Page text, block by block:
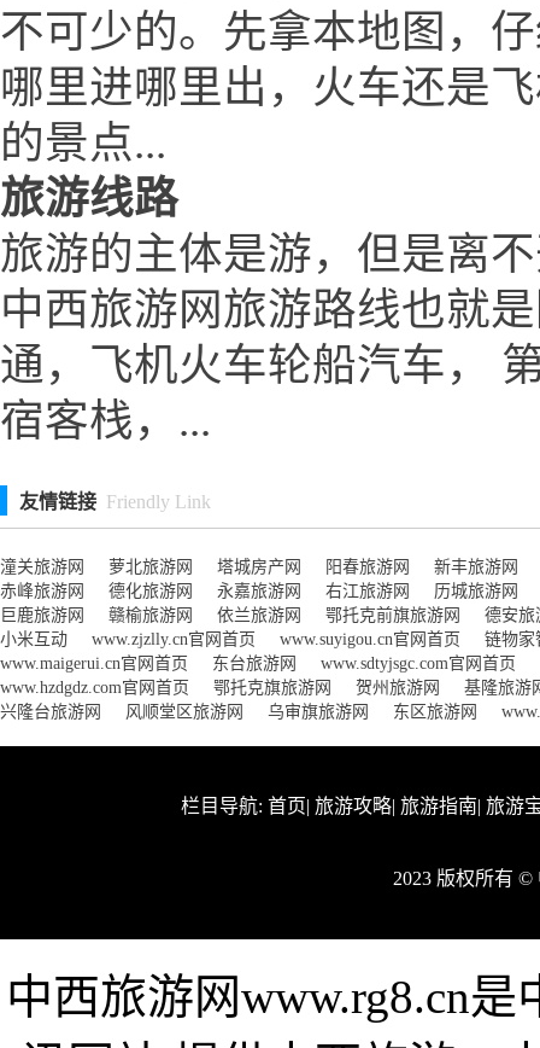
不可少的。先拿本地图，
哪里进哪里出，火车还是
的景点...
旅游线路
旅游的主体是游，但是离
中西旅游网旅游路线也就
通，飞机火车轮船汽车，
宿客栈，...
友情链接 Friendly Link
潼关旅游网 萝北旅游网 塔城房产网 阳春旅游网
新丰旅游网
赤峰旅游网
德化旅游网 永嘉旅游网 右江旅游网
历城旅游网
巨鹿旅游网
赣榆旅游网 依兰旅游网 鄂托克前旗旅游网
德安旅
小米互动
www.zjzlly.cn官网首页 www.suyigou.cn官网首页
链物家
www.maigerui.cn官网首页
东台旅游网
www.sdtyjsgc.com官网首页
www.hzdgdz.com官网首页
鄂托克旗旅游网 贺州旅游网
基隆旅游
兴隆台旅游网
风顺堂区旅游网 乌审旗旅游网 东区旅游网
栏目导航: 首页| 旅游攻略| 旅游指南| 旅游
2023 版权所有
中西旅游网www.rg8.cn